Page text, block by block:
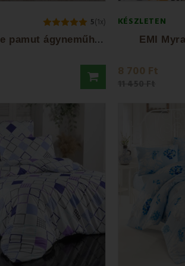
5(1x)
E
MI Paradise pamut ágyneműhuzat
KÉSZLETEN
EMI
8 700 Ft